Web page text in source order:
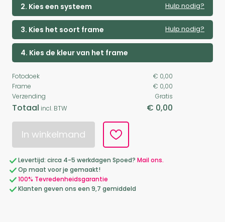
2. Kies een systeem Hulp nodig?
3. Kies het soort frame Hulp nodig?
4. Kies de kleur van het frame
Fotodoek
€ 0,00
Frame
€ 0,00
Verzending
Gratis
Totaal incl. BTW € 0,00
In winkelmand
Levertijd: circa 4-5 werkdagen Spoed? Mail ons.
Op maat voor je gemaakt!
100% Tevredenheidsgarantie
Klanten geven ons een 9,7 gemiddeld